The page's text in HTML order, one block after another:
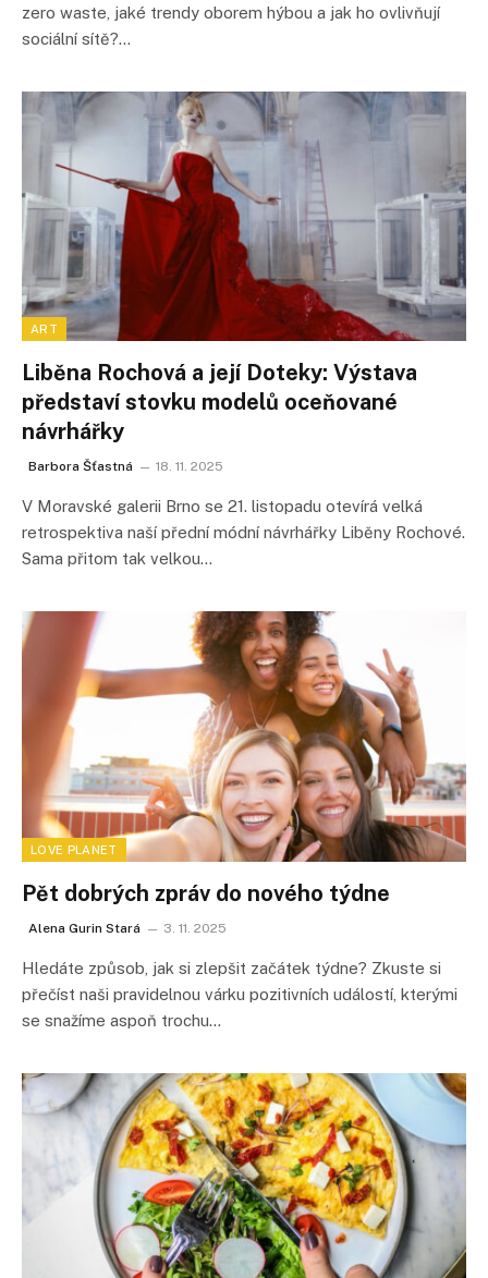
zero waste, jaké trendy oborem hýbou a jak ho ovlivňují
sociální sítě?…
ART
Liběna Rochová a její Doteky: Výstava
představí stovku modelů oceňované
návrhářky
Barbora Šťastná 18. 11. 2025
V Moravské galerii Brno se 21. listopadu otevírá velká
retrospektiva naší přední módní návrhářky Liběny Rochové.
Sama přitom tak velkou…
LOVE PLANET
Pět dobrých zpráv do nového týdne
Alena Gurin Stará 3. 11. 2025
Hledáte způsob, jak si zlepšit začátek týdne? Zkuste si
přečíst naši pravidelnou várku pozitivních událostí, kterými
se snažíme aspoň trochu…